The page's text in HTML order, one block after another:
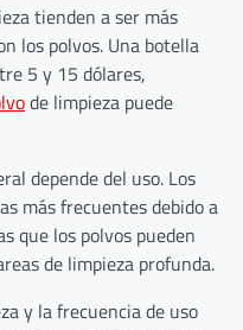
tienden a ser más
los polvos. Una botella
5 y 15 dólares,
de limpieza puede
depende del uso. Los
más frecuentes debido a
que los polvos pueden
de limpieza profunda.
y la frecuencia de uso